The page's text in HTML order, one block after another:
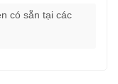
có sẵn tại các